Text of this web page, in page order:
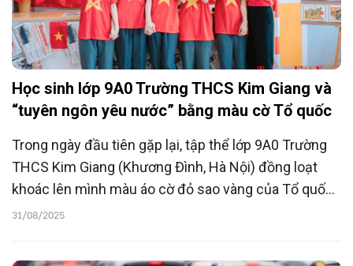
Học sinh lớp 9A0 Trường THCS Kim Giang và
“tuyên ngôn yêu nước” bằng màu cờ Tổ quốc
Trong ngày đầu tiên gặp lại, tập thể lớp 9A0 Trường
THCS Kim Giang (Khương Đình, Hà Nội) đồng loạt
khoác lên mình màu áo cờ đỏ sao vàng của Tổ quốc,
rực rỡ và đầy tự hào, kỷ niệm 80 năm Cách mạng
31/08/2025